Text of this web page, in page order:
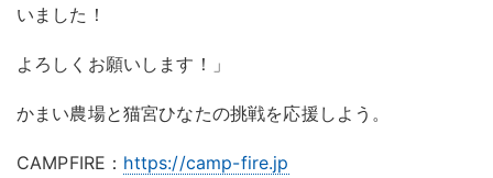
いました！
よろしくお願いします！」
かまい農場と猫宮ひなたの挑戦を応援しよう。
CAMPFIRE： https://camp-fire.jp